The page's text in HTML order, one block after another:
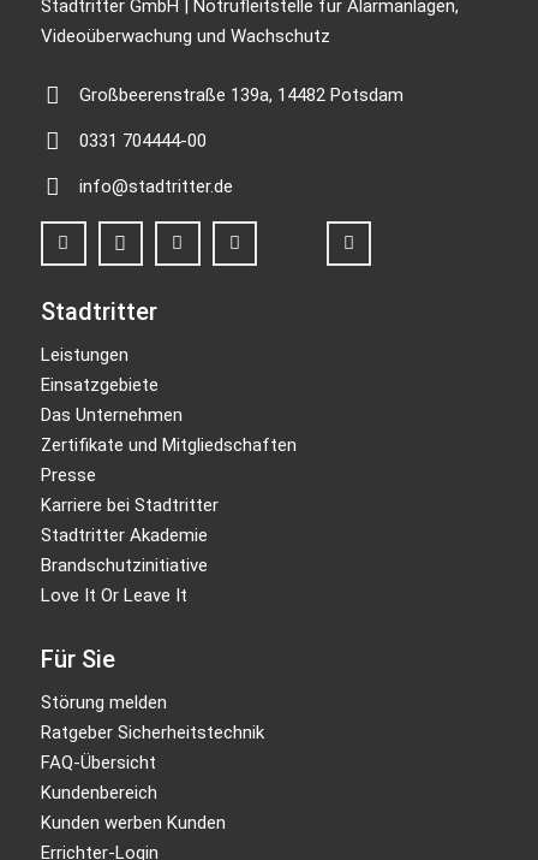
Stadtritter GmbH | Notrufleitstelle für Alarmanlagen,
Videoüberwachung und Wachschutz
Großbeerenstraße 139a, 14482 Potsdam
0331 704444-00
info@stadtritter.de
Stadtritter
Leistungen
Einsatzgebiete
Das Unternehmen
Zertifikate und Mitgliedschaften
Presse
Karriere bei Stadtritter
Stadtritter Akademie
Brandschutzinitiative
Love It Or Leave It
Für Sie
Störung melden
Ratgeber Sicherheitstechnik
FAQ-Übersicht
Kundenbereich
Kunden werben Kunden
Errichter-Login